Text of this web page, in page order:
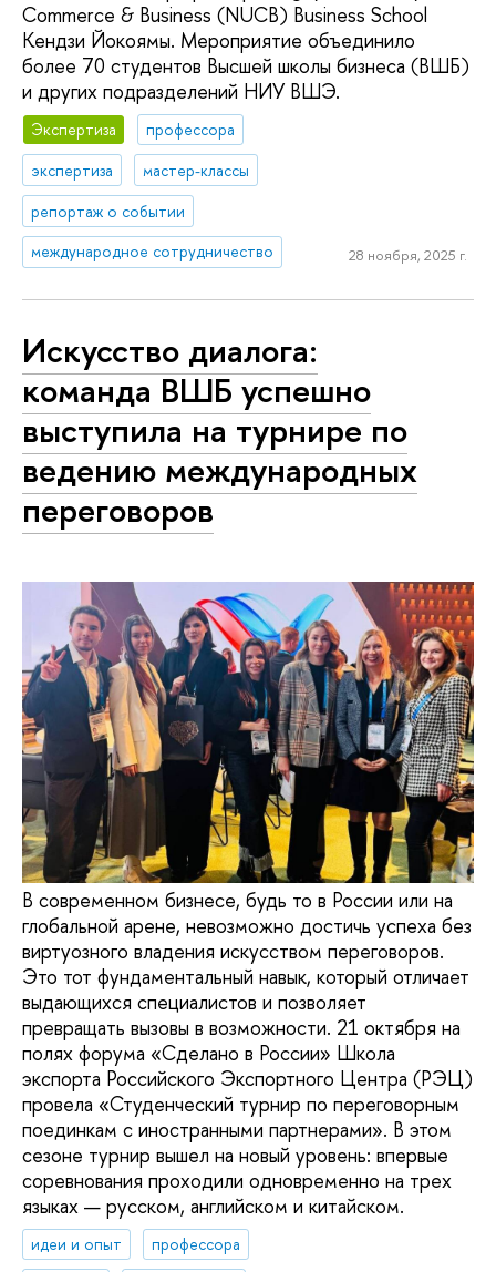
Commerce & Business (NUCB) Business School
Кендзи Йокоямы. Мероприятие объединило
более 70 студентов Высшей школы бизнеса (ВШБ)
и других подразделений НИУ ВШЭ.
Экспертиза
профессора
экспертиза
мастер-классы
репортаж о событии
международное сотрудничество
28 ноября, 2025 г.
Искусство диалога:
команда ВШБ успешно
выступила на турнире по
ведению международных
переговоров
В современном бизнесе, будь то в России или на
глобальной арене, невозможно достичь успеха без
виртуозного владения искусством переговоров.
Это тот фундаментальный навык, который отличает
выдающихся специалистов и позволяет
превращать вызовы в возможности. 21 октября на
полях форума «Сделано в России» Школа
экспорта Российского Экспортного Центра (РЭЦ)
провела «Студенческий турнир по переговорным
поединкам с иностранными партнерами». В этом
сезоне турнир вышел на новый уровень: впервые
соревнования проходили одновременно на трех
языках — русском, английском и китайском.
идеи и опыт
профессора